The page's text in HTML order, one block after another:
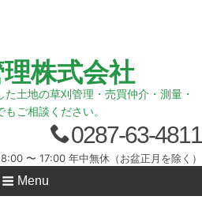
株式会社
土地の草刈管理・売買仲介・測量・
ご相談ください。
0287-63-4811
〜 17:00 年中無休（お盆正月を除く）
Menu